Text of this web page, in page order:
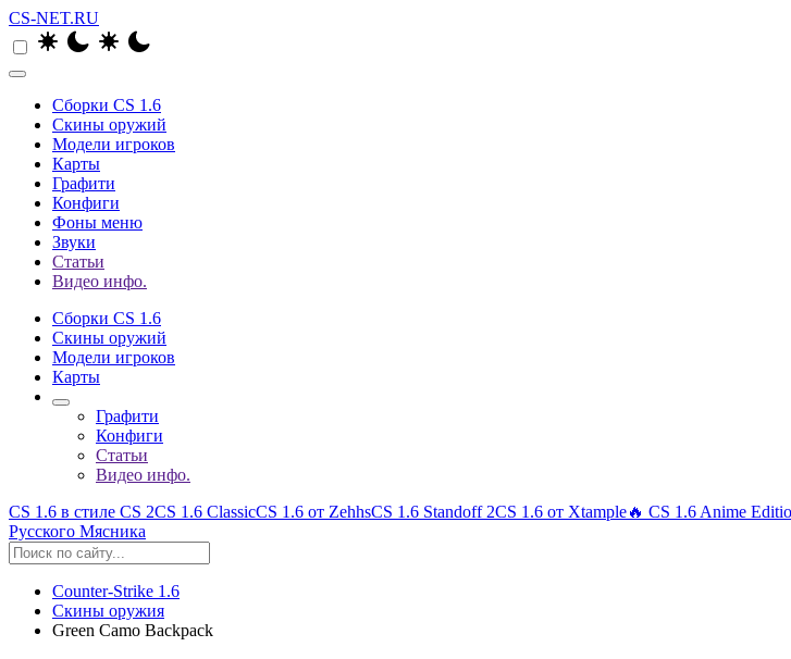
CS-NET.RU
Сборки CS 1.6
Скины оружий
Модели игроков
Карты
Графити
Конфиги
Фоны меню
Звуки
Статьи
Видео инфо.
Сборки CS 1.6
Скины оружий
Модели игроков
Карты
Графити
Конфиги
Статьи
Видео инфо.
CS 1.6 в стиле CS 2CS 1.6 ClassicCS 1.6 от ZehhsCS 1.6 Standoff 2CS 1.6 от Xtample🔥 CS 1.6 Anime
Русского Мясника
Counter-Strike 1.6
Скины оружия
Green Camo Backpack